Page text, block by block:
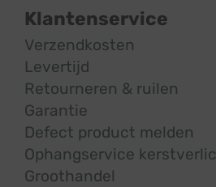
Klantenservice
Verzendkosten
Levertijd
Retourneren & ruilen
Garantie
Defect product melden
Ophangservice
Groothandel